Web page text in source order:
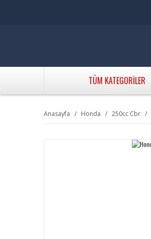
TÜM KATEGORİLER
Anasayfa Honda 250cc Cbr